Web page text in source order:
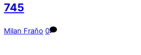
745
Milan Fraňo 0